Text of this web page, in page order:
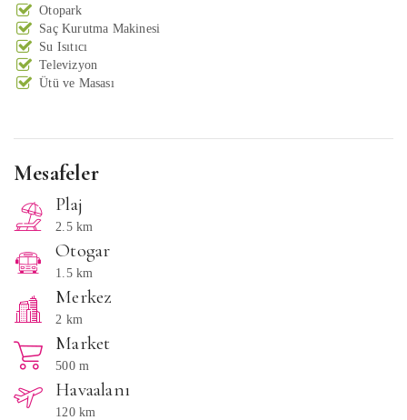
Otopark
Saç Kurutma Makinesi
Su Isıtıcı
Televizyon
Ütü ve Masası
Mesafeler
Plaj
2.5 km
Otogar
1.5 km
Merkez
2 km
Market
500 m
Havaalanı
120 km